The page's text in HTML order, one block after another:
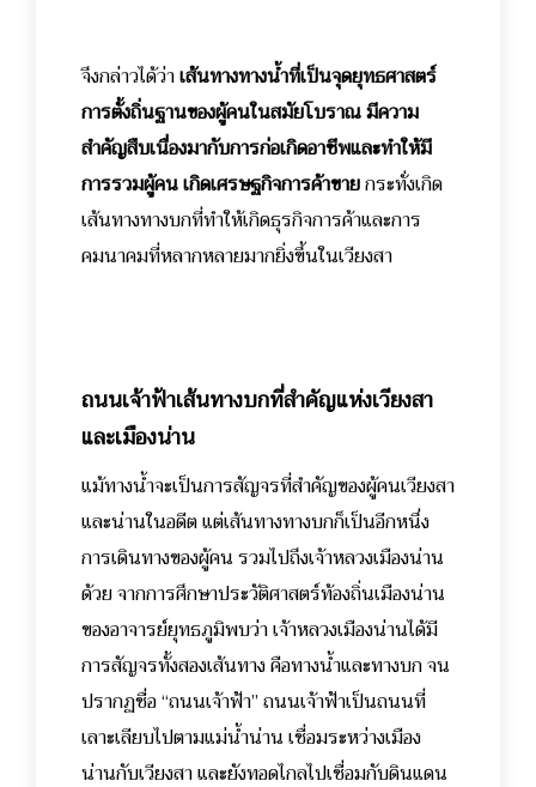
จึงกล่าวได้ว่าเส้นทางทางน้ำที่เป็นจุดยุทธศาสตร์
การตั้งถิ่นฐานของผู้คนในสมัยโบราณ มีความ
สำคัญสืบเนื่องมากับการก่อเกิดอาชีพและทำให้มี
การรวมผู้คน เกิดเศรษฐกิจการค้าขายกระทั่งเกิด
เส้นทางทางบกที่ทำให้เกิดธุรกิจการค้าและการ
คมนาคมที่หลากหลายมากยิ่งขึ้นในเวียงสา
ถนนเจ้าฟ้าเส้นทางบกที่สำคัญแห่งเวียงสา
และเมืองน่าน
แม้ทางน้ำจะเป็นการสัญจรที่สำคัญของผู้คนเวียงสา
และน่านในอดีต แต่เส้นทางทางบกก็เป็นอีกหนึ่ง
การเดินทางของผู้คน รวมไปถึงเจ้าหลวงเมืองน่าน
ด้วย จากการศึกษาประวัติศาสตร์ท้องถิ่นเมืองน่าน
ของอาจารย์ยุทธภูมิพบว่า เจ้าหลวงเมืองน่านได้มี
การสัญจรทั้งสองเส้นทาง คือทางน้ำและทางบก จน
ปรากฏชื่อ “ถนนเจ้าฟ้า”ถนนเจ้าฟ้าเป็นถนนที่
เลาะเลียบไปตามแม่น้ำน่าน เชื่อมระหว่างเมือง
น่านกับเวียงสา และยังทอดไกลไปเชื่อมกับดินแดน